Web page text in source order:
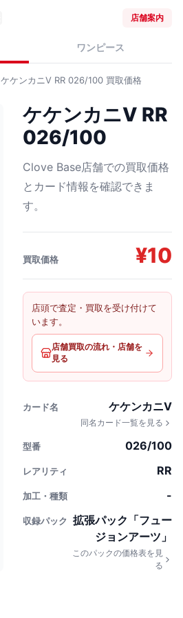
店舗案内
ワンピース
ケケンカニV RR 026/100 買取価格
ケケンカニV RR
026/100
Clove Base店舗での買取価格
とカード情報を確認できま
す。
買取価格 ¥10
店頭で査定・買取を受け付けて
います。
店舗買取の流れ・店舗を
見る
カード名 ケケンカニV
同名カード一覧を見る
型番 026/100
レアリティ RR
加工・種類 -
収録パック
拡張パック「フュー
ジョンアーツ」
このパックの価格表を見
る